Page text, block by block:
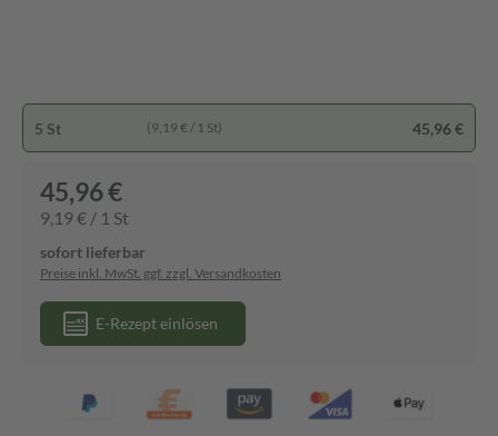
5 St (9,19 € / 1 St) 45,96 €
45,96 €
9,19 € / 1 St
sofort lieferbar
Preise inkl. MwSt. ggf. zzgl. Versandkosten
E-Rezept einlösen